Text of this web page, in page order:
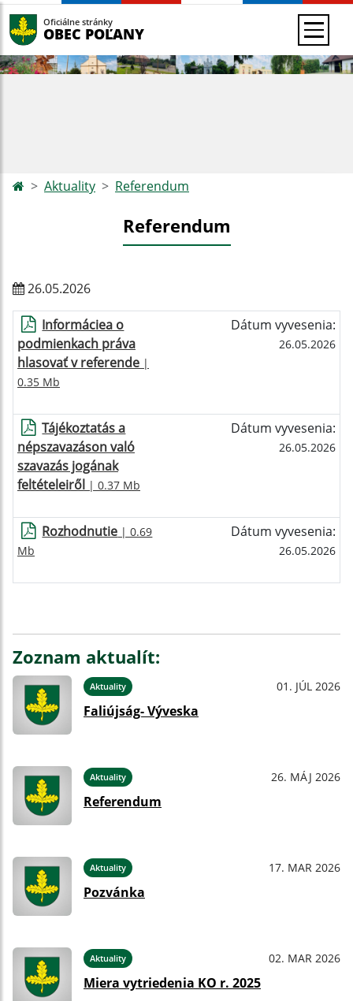
Oficiálne stránky
OBEC POĽANY
Aktuality Referendum
Referendum
26.05.2026
Informáciea o
podmienkach práva
hlasovať v referende |
0.35 Mb
Dátum vyvesenia:
26.05.2026
Tájékoztatás a
népszavazáson való
szavazás jogának
feltételeiről | 0.37 Mb
Dátum vyvesenia:
26.05.2026
Rozhodnutie | 0.69
Mb
Dátum vyvesenia:
26.05.2026
Zoznam aktualít:
Aktuality 01. JÚL 2026
Faliújság- Výveska
Aktuality 26. MÁJ 2026
Referendum
Aktuality 17. MAR 2026
Pozvánka
Aktuality 02. MAR 2026
Miera vytriedenia KO r. 2025